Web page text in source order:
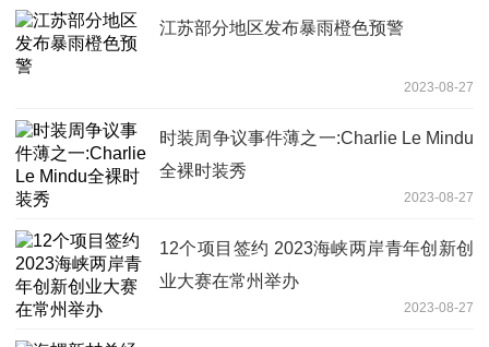
江苏部分地区发布暴雨橙色预警
2023-08-27
时装周争议事件薄之一:Charlie Le Mindu
全裸时装秀
2023-08-27
12个项目签约 2023海峡两岸青年创新创
业大赛在常州举办
2023-08-27